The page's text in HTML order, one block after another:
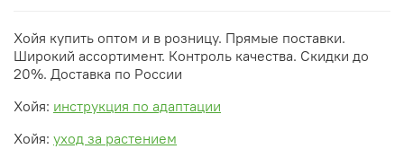
Хойя купить оптом и в розницу. Прямые поставки.
Широкий ассортимент. Контроль качества. Скидки до
20%. Доставка по России
Хойя: инструкция по адаптации
Хойя: уход за растением